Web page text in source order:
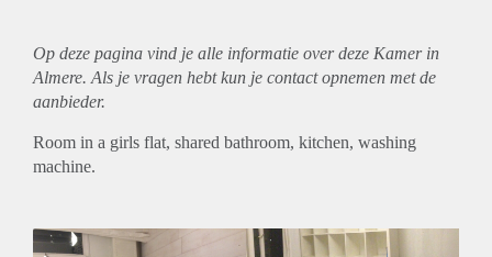
Op deze pagina vind je alle informatie over deze Kamer in
Almere. Als je vragen hebt kun je contact opnemen met de
aanbieder.
Room in a girls flat, shared bathroom, kitchen, washing
machine.